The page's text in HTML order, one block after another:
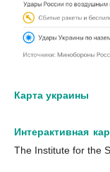
Карта украины
Интерактивная
The Institute for the